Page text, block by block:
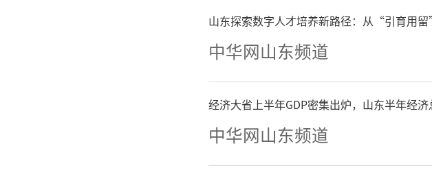
备、新能源新材料
取博士后创新项目
博士后科学基金资
育链、产业链、创新
山东探索数字人才培养新路径：从“引育用
中华网山东频道
经济大省上半年GDP密集出炉，山东半年经
中华网山东频道